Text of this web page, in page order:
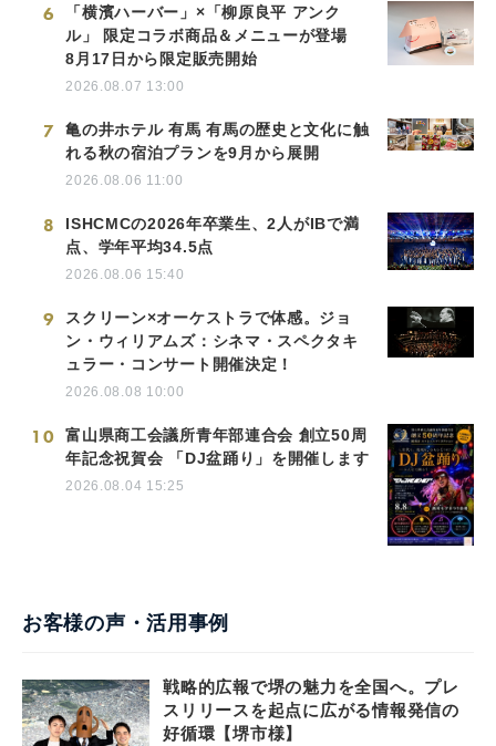
6
「横濱ハーバー」×「柳原良平 アンク
ル」 限定コラボ商品＆メニューが登場
8月17日から限定販売開始
2026.08.07 13:00
7
亀の井ホテル 有馬 有馬の歴史と文化に触
れる秋の宿泊プランを9月から展開
2026.08.06 11:00
8
ISHCMCの2026年卒業生、2人がIBで満
点、学年平均34.5点
2026.08.06 15:40
9
スクリーン×オーケストラで体感。ジョ
ン・ウィリアムズ：シネマ・スペクタキ
ュラー・コンサート開催決定！
2026.08.08 10:00
10
富山県商工会議所青年部連合会 創立50周
年記念祝賀会 「DJ盆踊り」を開催します
2026.08.04 15:25
お客様の声・活用事例
戦略的広報で堺の魅力を全国へ。プレ
スリリースを起点に広がる情報発信の
好循環【堺市様】